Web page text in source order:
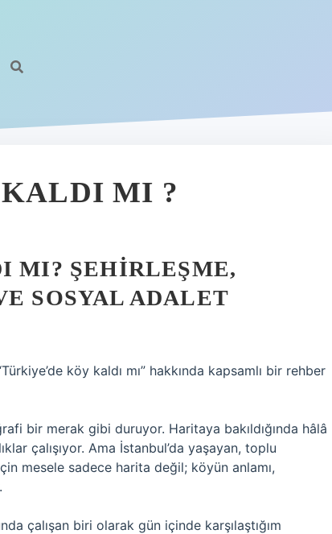
MI ?
MI? ŞEHIRLEŞME,
SOSYAL ADALET
köy kaldı mı” hakkında kapsamlı bir rehber
bir merak gibi duruyor. Haritaya bakıldığında hâlâ
çalışıyor. Ama İstanbul’da yaşayan, toplu
mesele sadece harita değil; köyün anlamı,
çalışan biri olarak gün içinde karşılaştığım